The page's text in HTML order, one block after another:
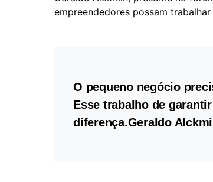
empreendedores possam
O pequeno negócio
Esse trabalho de
diferença.Geraldo